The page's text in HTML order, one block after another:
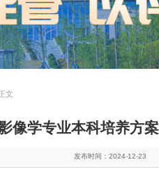
文
像学专业本科培养方
发布时间：2024-12-23